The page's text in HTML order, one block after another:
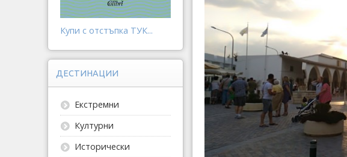
Купи с отстъпка ТУК...
ДЕСТИНАЦИИ
Екстремни
Културни
Исторически